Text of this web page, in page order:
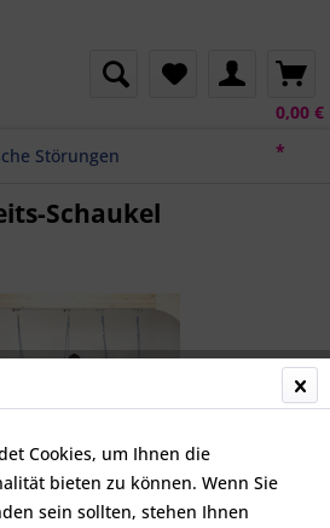
0,00 €
*
Störungen
Schaukel
Cookies, um Ihnen die
bieten zu können. Wenn Sie
sein sollten, stehen Ihnen